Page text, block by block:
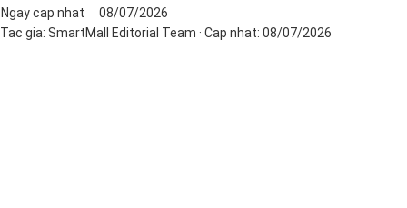
Ngay cap nhat
08/07/2026
Tac gia: SmartMall Editorial Team · Cap nhat: 08/07/2026